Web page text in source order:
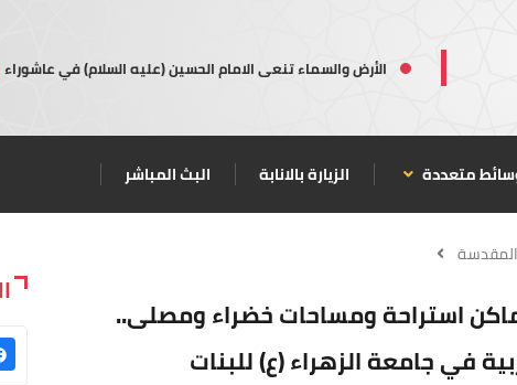
الأرض والسماء تنعى الامام الحسين (عليه السلام) في عاشوراء
متعددة الزيارة بالانابة البث المباشر
المقدسة
استراحة ومساحات خضراء ومصلى..
في جامعة الزهراء (ع) للبنات